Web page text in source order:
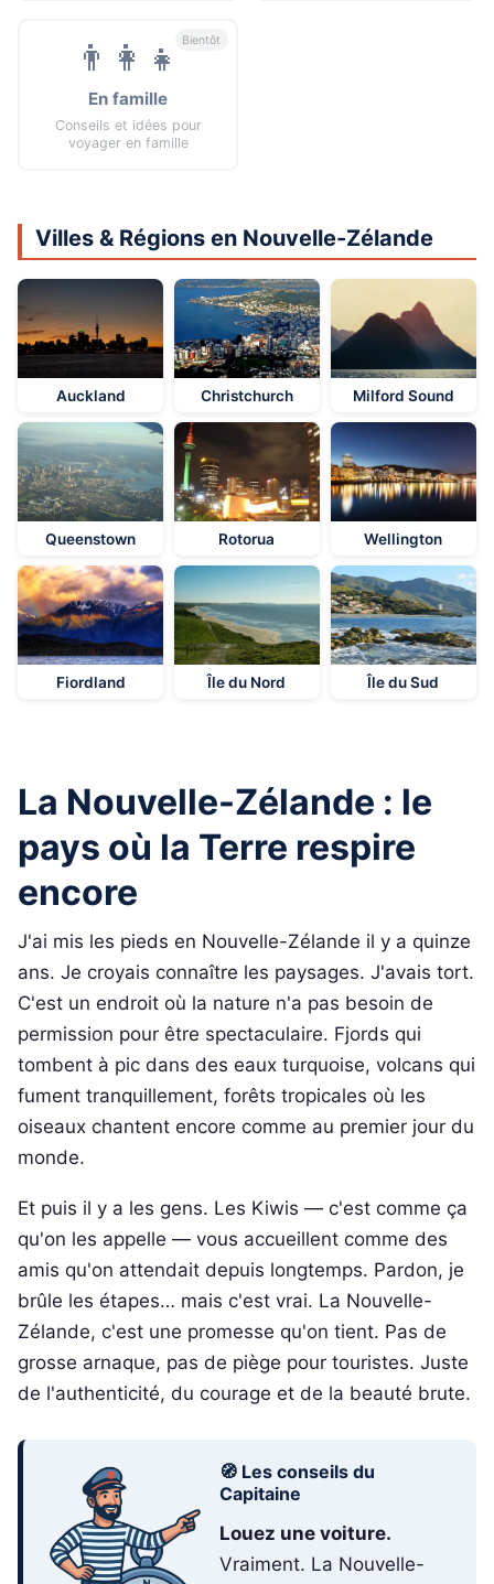
👨‍👩‍👧
En famille
Conseils et idées pour
voyager en famille
Bientôt
Villes & Régions en Nouvelle-Zélande
Auckland Christchurch Milford Sound
Queenstown Rotorua Wellington
Fiordland Île du Nord Île du Sud
La Nouvelle-Zélande : le
pays où la Terre respire
encore
J'ai mis les pieds en Nouvelle-Zélande il y a quinze
ans. Je croyais connaître les paysages. J'avais tort.
C'est un endroit où la nature n'a pas besoin de
permission pour être spectaculaire. Fjords qui
tombent à pic dans des eaux turquoise, volcans qui
fument tranquillement, forêts tropicales où les
oiseaux chantent encore comme au premier jour du
monde.
Et puis il y a les gens. Les Kiwis — c'est comme ça
qu'on les appelle — vous accueillent comme des
amis qu'on attendait depuis longtemps. Pardon, je
brûle les étapes… mais c'est vrai. La Nouvelle-
Zélande, c'est une promesse qu'on tient. Pas de
grosse arnaque, pas de piège pour touristes. Juste
de l'authenticité, du courage et de la beauté brute.
🧭 Les conseils du
Capitaine
Louez une voiture.
Vraiment. La Nouvelle-